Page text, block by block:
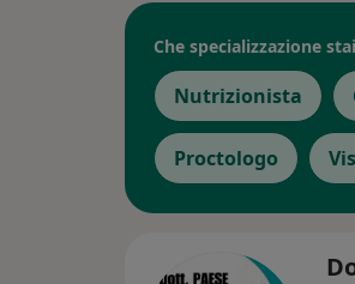
Che specializzazione
Nutrizionista
Proctologo